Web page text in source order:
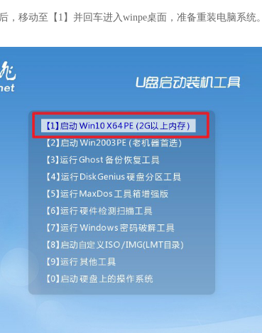
，移动至【1】并回车进入winpe桌面，准备重装电脑系统。